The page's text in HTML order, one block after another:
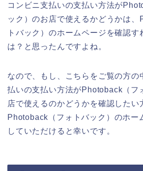
コンビニ支払いの支払い方法が
ック）のお店で使えるかどうかは
トバック）のホームページを確認す
は？と思ったんですよね。
なので、もし、こちらをご覧の方の
払いの支払い方法がPhotoback（フ
店で使えるのかどうかを確認したい
Photoback（フォトバック）のホー
していただけると幸いです。